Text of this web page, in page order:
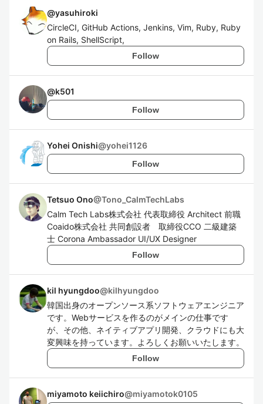
@yasuhiroki
CircleCI, GitHub Actions, Jenkins, Vim, Ruby, Ruby
on Rails, ShellScript,
Follow
@k501
Follow
Yohei Onishi@yohei1126
Follow
Tetsuo Ono@Tono_CalmTechLabs
Calm Tech Labs株式会社 代表取締役 Architect 前職
Coaido株式会社 共同創設者 取締役CCO 二級建築
士 Corona Ambassador UI/UX Designer
Follow
kil hyungdoo@kilhyungdoo
韓国出身のオープンソース系ソフトウェアエンジニア
です。Webサービスを作るのがメインの仕事です
が、その他、ネイティブアプリ開発、クラウドにも大
変興味を持っています。よろしくお願いいたします。
Follow
miyamoto keiichiro@miyamotok0105